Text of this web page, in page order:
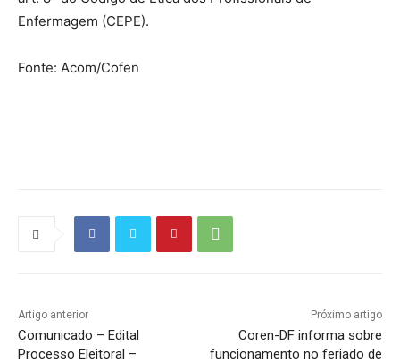
Enfermagem (CEPE).
Fonte: Acom/Cofen
Artigo anterior
Comunicado – Edital
Processo Eleitoral –
Próximo artigo
Coren-DF informa sobre
funcionamento no feriado de